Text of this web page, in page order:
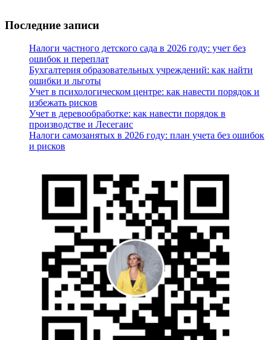
Последние записи
Налоги частного детского сада в 2026 году: учет без
ошибок и переплат
Бухгалтерия образовательных учреждений: как найти
ошибки и льготы
Учет в психологическом центре: как навести порядок и
избежать рисков
Учет в деревообработке: как навести порядок в
производстве и Лесегаис
Налоги самозанятых в 2026 году: план учета без ошибок
и рисков